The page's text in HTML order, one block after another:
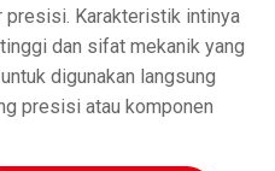
presisi. Karakteristik intinya
dan sifat mekanik yang
digunakan langsung
presisi atau komponen